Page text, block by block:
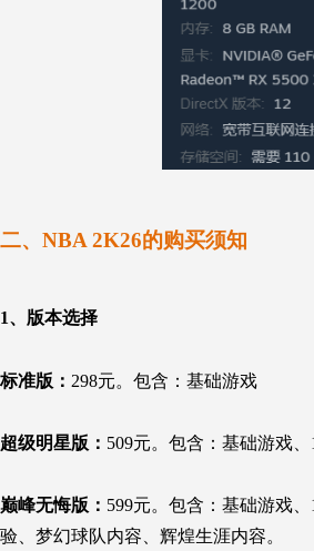
二、 NBA 2K26的购买须知
1、 版本选择
标准版： 298元。包含：基础游戏
超级明星版： 509元。包含：基础游戏
巅峰无悔版： 599元。包含：基础游戏
验、梦幻球队内容、辉煌生涯内容。